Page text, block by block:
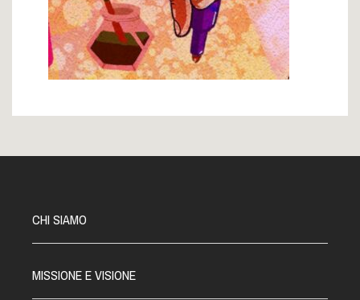
CHI SIAMO
MISSIONE E VISIONE